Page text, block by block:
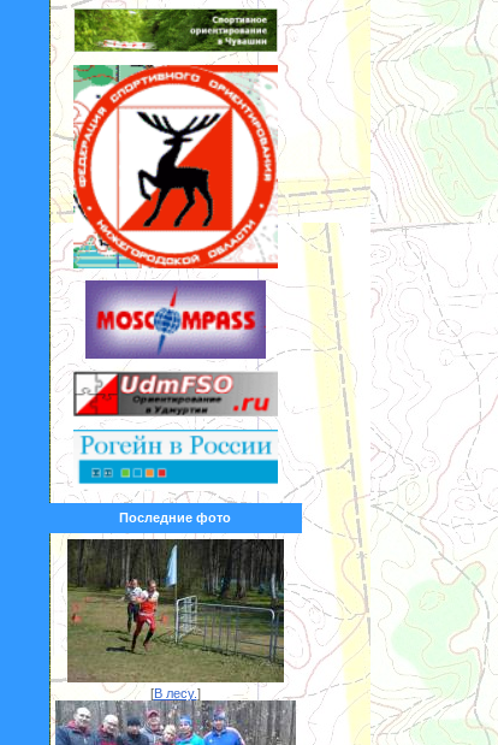
Последние фото
[В лесу.]